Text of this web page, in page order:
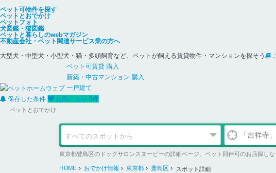
ペット可物件を探す
ペットとおでかけ
ペットフォト
犬図鑑・猫図鑑
ペットと暮らしのwebマガジン
不動産会社・ペット関連サービス業の方へ
大型犬・中型犬・小型犬・猫・多頭飼育など、ペットが飼える賃貸物件・マンションを探そう
ペット可賃貸 購入
新築・中古マンション 購入
一戸建て
保存した条件
お気に入り 0件
ペットとおでかけ
東京都豊島区のドッグサロンスヌーピーの詳細ページ。ペット同伴可のお店探し
HOME おでかけ情報 東京都 豊島区 スポット詳細